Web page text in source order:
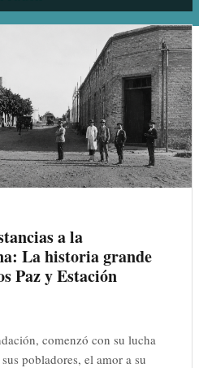
a la
La historia grande
Paz y Estación
comenzó con su lucha
pobladores, el amor a su